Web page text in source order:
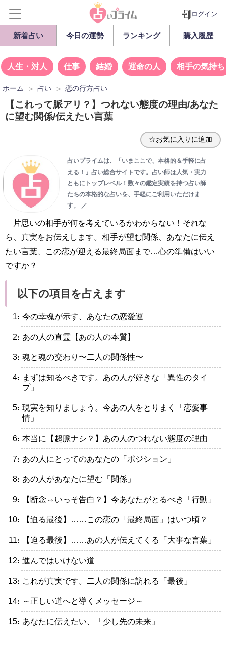
ログイン
新着占い 今日の運勢 ランキング 購入履歴
人生・対人 仕事 結婚 運命の人 相手の気持ち
ホーム 占い 恋の行方占い
【これって脈アリ？】つれない態度の理由/あなた
に望む関係/伝えたい言葉
☆お気に入りに追加
占いプライムは、「いまここで、本格的＆手軽に占
える！」占い総合サイトです。占い師は人気・実力
ともにトップレベル！数々の鑑定実績を持つ占い師
たちの本格的な占いを、手軽にご利用いただけま
す。
／
片思いの相手が何を考えているかわからない！それな
ら、真実をお伝えします。相手が望む関係、あなたに伝え
たい言葉、この恋が迎える最終局面まで…心の準備はいい
ですか？
以下の項目を占えます
・今の幸魂が示す、あなたの恋愛運
・あの人の直霊【あの人の本質】
・魂と魂の交わり〜二人の関係性〜
・まずは知るべきです。あの人が好きな「異性のタイ
プ」
・現実を知りましょう。今あの人をとりまく「恋愛事
情」
・本当に【超脈ナシ？】あの人のつれない態度の理由
・あの人にとってのあなたの「ポジション」
・あの人があなたに望む「関係」
・【断念⇔いっそ告白？】今あなたがとるべき「行動」
・【迫る最後】……この恋の「最終局面」はいつ頃？
・【迫る最後】……あの人が伝えてくる「大事な言葉」
・進んではいけない道
・これが真実です。二人の関係に訪れる「最後」
・～正しい道へと導くメッセージ～
・あなたに伝えたい、「少し先の未来」